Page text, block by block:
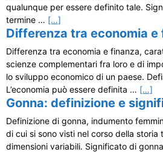
qualunque per essere definito tale.
termine … […]
Differenza tra economia e
Differenza tra economia e finanza,
scienze complementari fra loro e di
lo sviluppo economico di un paese.
L’economia può essere definita … […]
Gonna: definizione e
Definizione di gonna, indumento
di cui si sono visti nel corso della storia
dimensioni variabili. Significato di